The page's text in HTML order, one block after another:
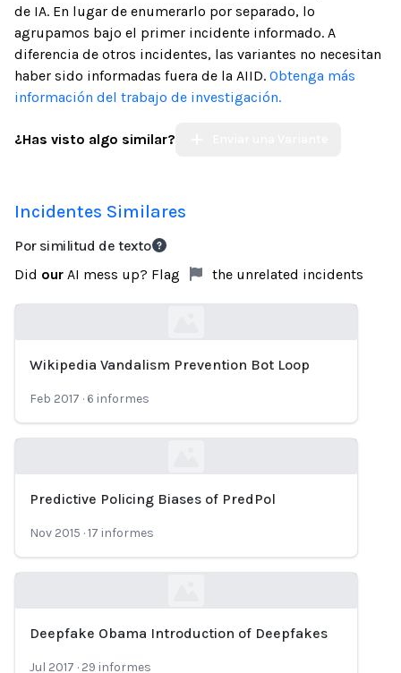
de IA. En lugar de enumerarlo por separado, lo
agrupamos bajo el primer incidente informado. A
diferencia de otros incidentes, las variantes no necesitan
haber sido informadas fuera de la AIID. Obtenga más
información del trabajo de investigación.
¿Has visto algo similar?
Incidentes Similares
Por similitud de texto
Did our AI mess up? Flag the unrelated incidents
Loading...
Wikipedia Vandalism Prevention Bot Loop
Feb 2017 · 6 informes
Predictive Policing Biases of PredPol
Nov 2015 ·17 informes
Loading...
Deepfake Obama Introduction of Deepfakes
Jul 2017 · 29 informes